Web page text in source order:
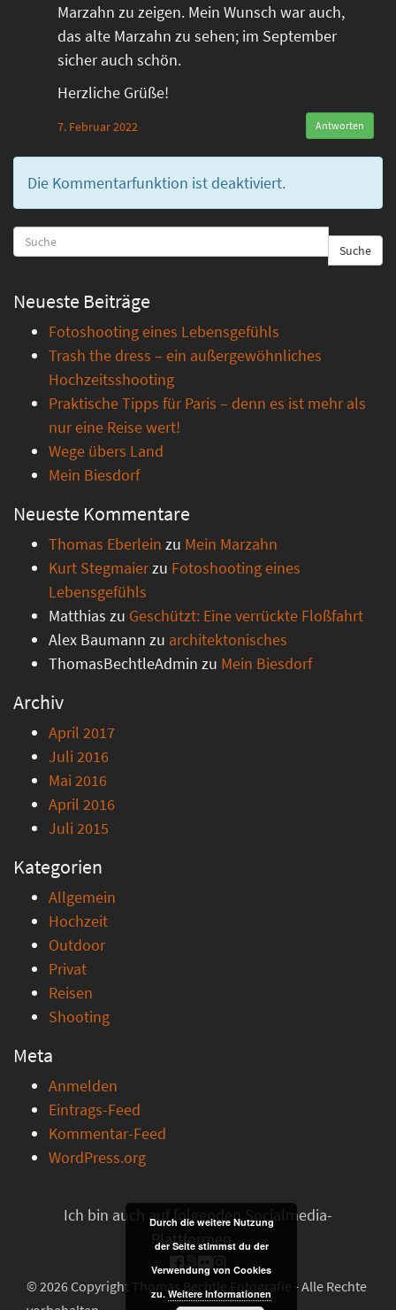
Marzahn zu zeigen. Mein Wunsch war auch,
das alte Marzahn zu sehen; im September
sicher auch schön.
Herzliche Grüße!
7. Februar 2022 Antworten
Die Kommentarfunktion ist deaktiviert.
Suche
Neueste Beiträge
Fotoshooting eines Lebensgefühls
Trash the dress – ein außergewöhnliches
Hochzeitsshooting
Praktische Tipps für Paris – denn es ist mehr als
nur eine Reise wert!
Wege übers Land
Mein Biesdorf
Neueste Kommentare
Thomas Eberlein zu Mein Marzahn
Kurt Stegmaierzu Fotoshooting eines
Lebensgefühls
Matthias zu Geschützt: Eine verrückte Floßfahrt
Alex Baumann zu architektonisches
ThomasBechtleAdmin zu Mein Biesdorf
Archiv
April 2017
Juli 2016
Mai 2016
April 2016
Juli 2015
Kategorien
Allgemein
Hochzeit
Outdoor
Privat
Reisen
Shooting
Meta
Anmelden
Eintrags-Feed
Kommentar-Feed
WordPress.org
Ich bin auch auf folgenden Socialmedia-
Plattformen ...
© 2026 Copyright Thomas Bechtle Fotografie - Alle Rechte
Durch die weitere Nutzung
der Seite stimmst du der
Verwendung von Cookies
zu.Weitere Informationen